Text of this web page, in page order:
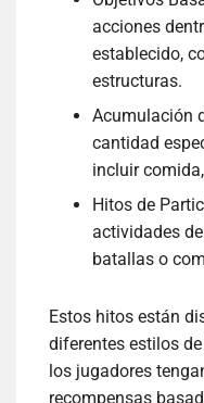
acciones
establecido,
estructuras.
Acumulación
cantidad
incluir
Hitos de
actividades
batallas o
Estos hitos están
diferentes estilos
los jugadores
recompensas